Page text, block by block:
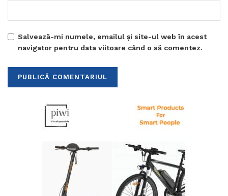
Salvează-mi numele, emailul și site-ul web în acest
navigator pentru data viitoare când o să comentez.